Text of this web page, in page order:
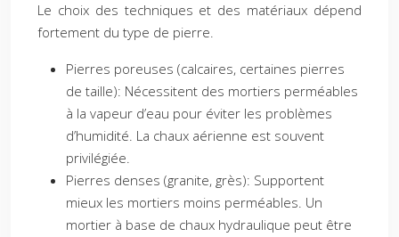
Le choix des techniques et des matériaux dépend
fortement du type de pierre.
Pierres poreuses (calcaires, certaines pierres
de taille): Nécessitent des mortiers perméables
à la vapeur d’eau pour éviter les problèmes
d’humidité. La chaux aérienne est souvent
privilégiée.
Pierres denses (granite, grès): Supportent
mieux les mortiers moins perméables. Un
mortier à base de chaux hydraulique peut être